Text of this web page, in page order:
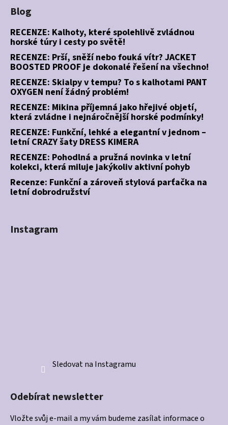
Blog
RECENZE: Kalhoty, které spolehlivě zvládnou
horské túry i cesty po světě!
RECENZE: Prší, sněží nebo fouká vítr? JACKET
BOOSTED PROOF je dokonalé řešení na všechno!
RECENZE: Skialpy v tempu? To s kalhotami PANT
OXYGEN není žádný problém!
RECENZE: Mikina příjemná jako hřejivé objetí,
která zvládne i nejnáročnější horské podmínky!
RECENZE: Funkční, lehké a elegantní v jednom –
letní CRAZY šaty DRESS KIMERA
RECENZE: Pohodlná a pružná novinka v letní
kolekci, která miluje jakýkoliv aktivní pohyb
Recenze: Funkční a zároveň stylová parťačka na
letní dobrodružství
Instagram
Sledovat na Instagramu
Odebírat newsletter
Vložte svůj e-mail a my vám budeme zasílat informace o